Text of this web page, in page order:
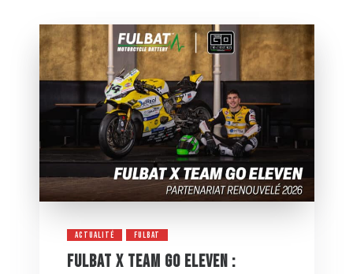
ACTUALITÉ FULBAT
FULBAT X TEAM GO ELEVEN :